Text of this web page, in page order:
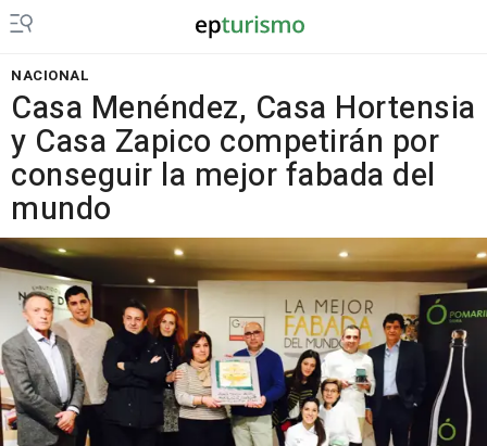
NACIONAL
Casa Menéndez, Casa Hortensia
y Casa Zapico competirán por
conseguir la mejor fabada del
mundo